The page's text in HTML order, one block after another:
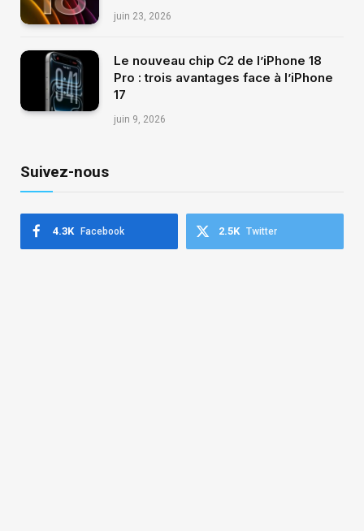
juin 23, 2026
Le nouveau chip C2 de l’iPhone 18
Pro : trois avantages face à l’iPhone
17
juin 9, 2026
Suivez-nous
Facebook
4.3K Twitter
2.5K